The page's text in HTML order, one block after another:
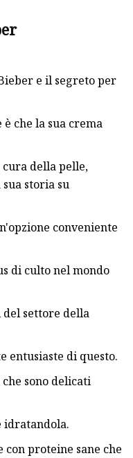
e il segreto per
che la sua crema
della pelle,
storia su
conveniente
di culto nel mondo
settore della
entusiaste di questo.
sono delicati
idratandola.
proteine ​​sane che